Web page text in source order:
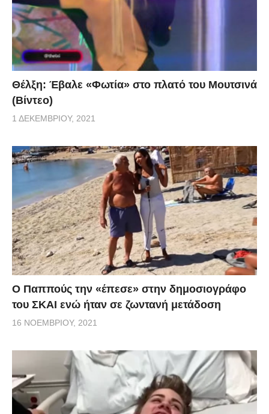
Θέλξη: Έβαλε «Φωτία» στο πλατό του Μουτσινά
(Βίντεο)
1 ΔΕΚΕΜΒΡΊΟΥ, 2021
Ο Παππούς την «έπεσε» στην δημοσιογράφο
του ΣΚΑΙ ενώ ήταν σε ζωντανή μετάδοση
16 ΝΟΕΜΒΡΊΟΥ, 2021